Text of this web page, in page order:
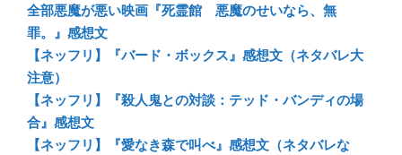
全部悪魔が悪い映画『死霊館 悪魔のせいなら、無
罪。』感想文
【ネッフリ】『バード・ボックス』感想文（ネタバレ大
注意）
【ネッフリ】『殺人鬼との対談：テッド・バンディの場
合』感想文
【ネッフリ】『愛なき森で叫べ』感想文（ネタバレな